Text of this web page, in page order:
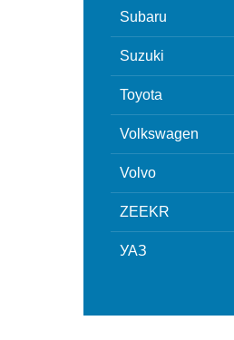
Subaru
Suzuki
Toyota
Volkswagen
Volvo
ZEEKR
УАЗ